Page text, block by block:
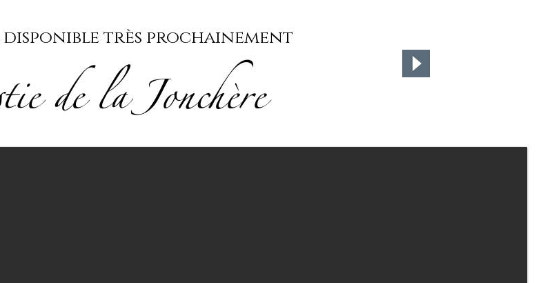
très prochainement
de la Jonchère